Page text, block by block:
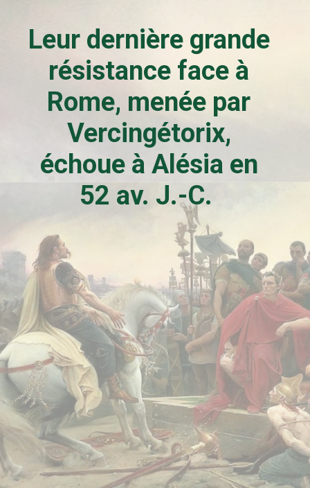
Leur dernière grande
résistance face à
Rome, menée par
Vercingétorix,
échoue à Alésia en
52 av. J.-C.